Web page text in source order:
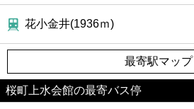
花小金井(1936ｍ)
最寄駅マップ
桜町上水会館の最寄バス停